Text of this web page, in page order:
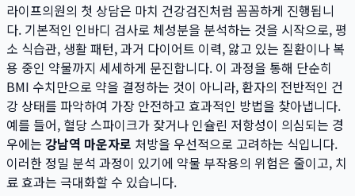
라이프의원의 첫 상담은 마치 건강검진처럼 꼼꼼하게 진행됩니
다. 기본적인 인바디 검사로 체성분을 분석하는 것을 시작으로, 평
소 식습관, 생활 패턴, 과거 다이어트 이력, 앓고 있는 질환이나 복
용 중인 약물까지 세세하게 문진합니다. 이 과정을 통해 단순히
BMI 수치만으로 약을 결정하는 것이 아니라, 환자의 전반적인 건
강 상태를 파악하여 가장 안전하고 효과적인 방법을 찾아냅니다.
예를 들어, 혈당 스파이크가 잦거나 인슐린 저항성이 의심되는 경
우에는 강남역 마운자로 처방을 우선적으로 고려하는 식입니다.
이러한 정밀 분석 과정이 있기에 약물 부작용의 위험은 줄이고, 치
료 효과는 극대화할 수 있습니다.